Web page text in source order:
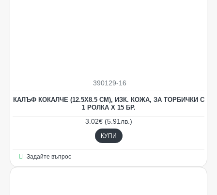
390129-16
КАЛЪФ КОКАЛЧЕ (12.5Х8.5 СМ), ИЗК. КОЖА, ЗА ТОРБИЧКИ С
1 РОЛКА Х 15 БР.
3.02€ (5.91лв.)
КУПИ
Задайте въпрос